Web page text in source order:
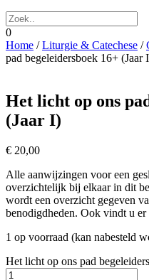
0
Home /Liturgie & Catechese /
pad begeleidersboek 16+ (Jaar
Het licht op ons
(Jaar I)
€ 20,00
Alle aanwijzingen voor een
overzichtelijk bij elkaar in dit
wordt een overzicht gegeven
benodigdheden. Ook vindt u
1 op voorraad (kan nabesteld
Het licht op ons pad